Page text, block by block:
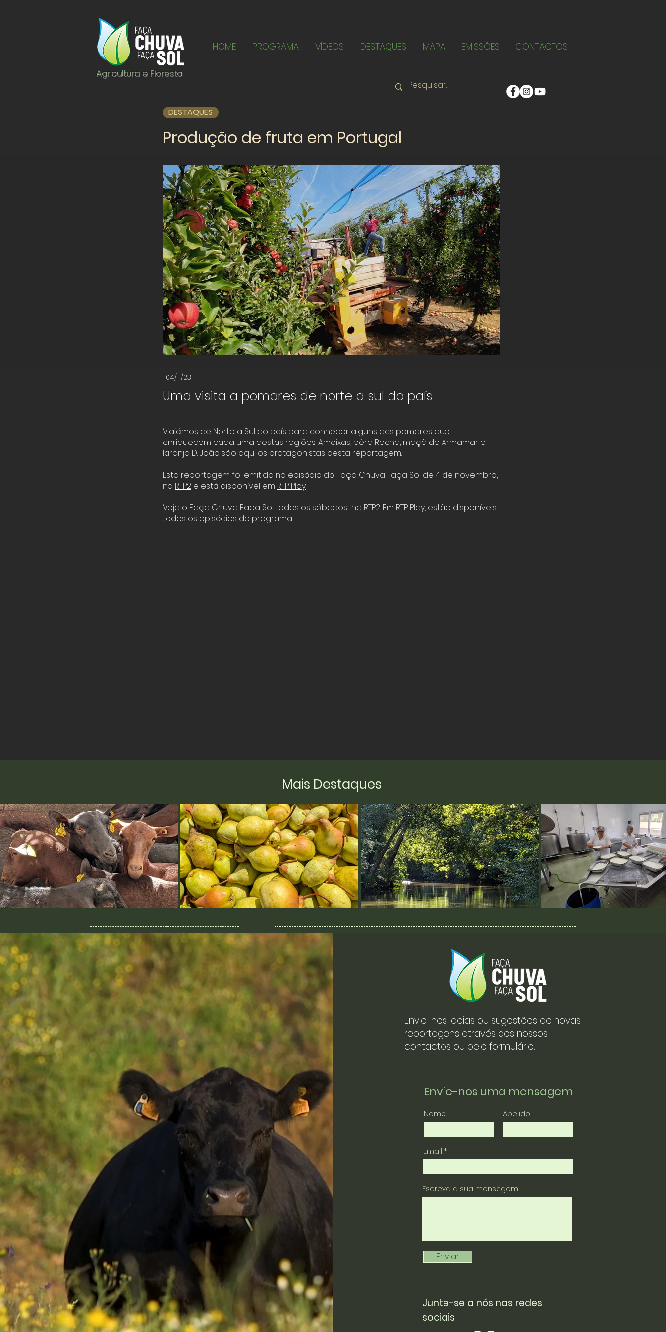
Agricultura e Floresta
HOME PROGRAMA VÍDEOS DESTAQUES MAPA EMISSÕES CONTACTOS
DESTAQUES
Produção de fruta em Portugal
Click here
04/11/23
Uma visita a pomares de norte a sul do país
Viajámos de Norte a Sul do país para conhecer alguns dos pomares que
enriquecem cada uma destas regiões. Ameixas, pêra Rocha, maçã de Armamar e
laranja D. João são aqui os protagonistas desta reportagem.
Esta reportagem foi emitida no episódio do Faça Chuva Faça Sol de 4 de novembro,
na RTP2 e está disponível em RTP Play.
Veja o Faça Chuva Faça Sol todos os sábados na RTP2. Em RTP Play, estão disponíveis
todos os episódios do programa.
Mais Destaques
Envie-nos ideias ou sugestões de novas
reportagens através dos nossos
contactos ou pelo formulário.
Envie-nos uma mensagem
Nome Apelido
Email
Escreva a sua mensagem
Enviar
Junte-se a nós nas redes
sociais